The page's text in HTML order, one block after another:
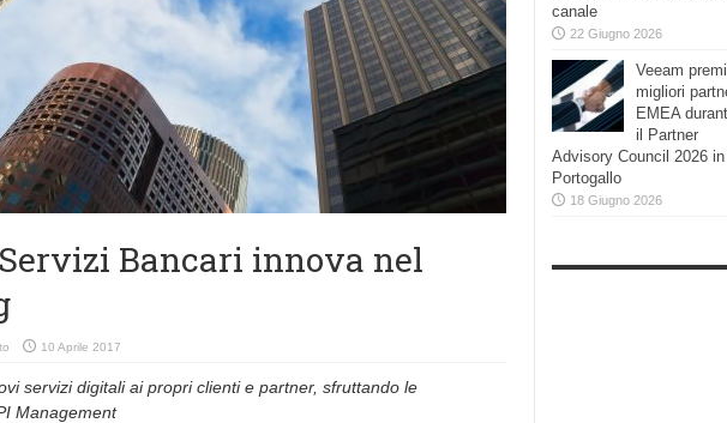
Servizi Bancari innova nel
10 Aprile 2017
servizi digitali ai propri clienti e partner, sfruttando le
Management
canale
22 Giugno 2026
Veeam
migliori
EMEA
il Partner
Advisory Council 2026 in
Portogallo
18 Giugno 2026